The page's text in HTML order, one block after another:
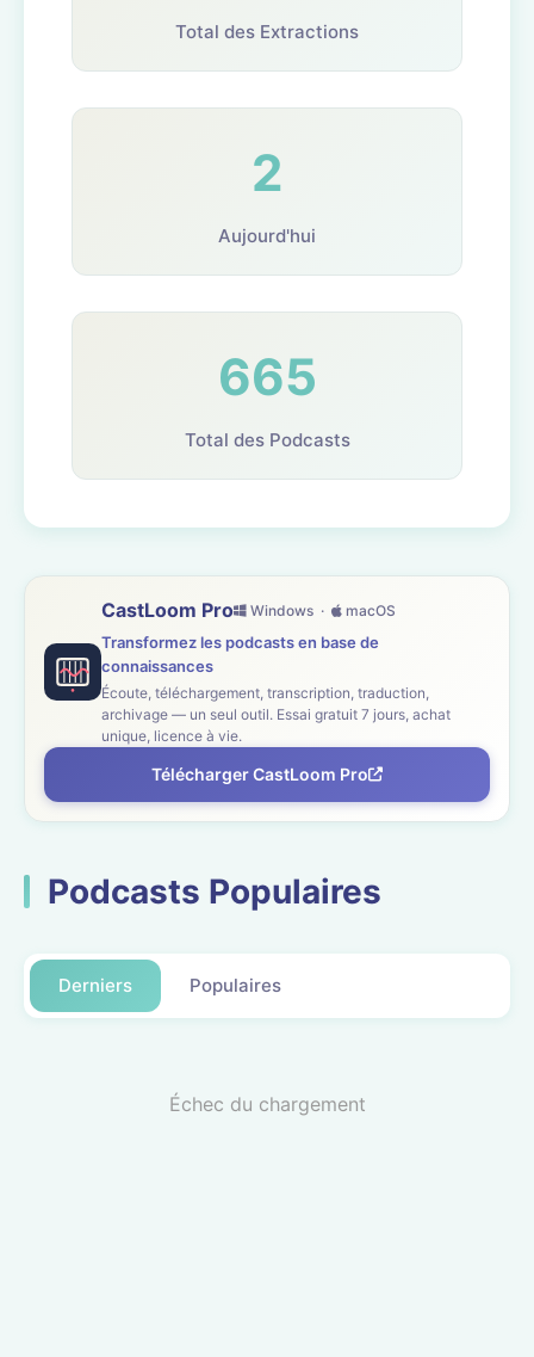
Total des Extractions
2
Aujourd'hui
665
Total des Podcasts
CastLoom Pro Windows · macOS
Transformez les podcasts en base de
connaissances
Écoute, téléchargement, transcription, traduction,
archivage — un seul outil. Essai gratuit 7 jours, achat
unique, licence à vie.
Télécharger CastLoom Pro
Podcasts Populaires
Derniers Populaires
Échec du chargement